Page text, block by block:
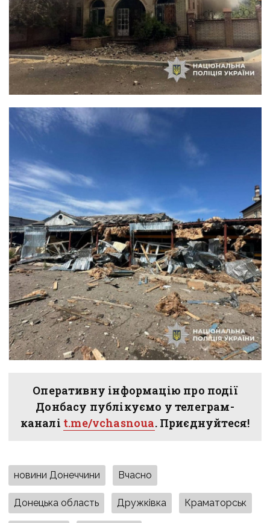
Оперативну інформацію про події
Донбасу публікуємо у телеграм-
каналі t.me/vchasnoua. Приєднуйтеся!
новини Донеччини Вчасно
Донецька область Дружківка Краматорськ